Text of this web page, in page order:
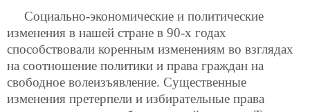
Социально-экономические и политические
изменения в нашей стране в 90-х годах
способствовали коренным изменениям во взглядах
на соотношение политики и права граждан на
свободное волеизъявление. Существенные
изменения претерпели и избирательные права